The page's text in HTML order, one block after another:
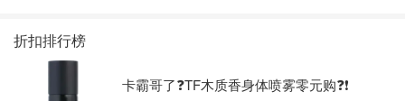
折扣排行榜
卡霸哥了❓TF木质香身体喷雾零元购❓❗